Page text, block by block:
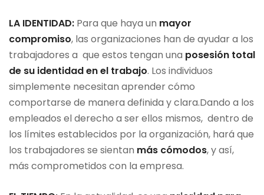
LA IDENTIDAD: Para que haya un mayor
compromiso, las organizaciones han de ayudar a los
trabajadores a que estos tengan una posesión total
de su identidad en el trabajo. Los individuos
simplemente necesitan aprender cómo
comportarse de manera definida y clara.Dando a los
empleados el derecho a ser ellos mismos, dentro de
los límites establecidos por la organización, hará que
los trabajadores se sientan más cómodos, y así,
más comprometidos con la empresa.